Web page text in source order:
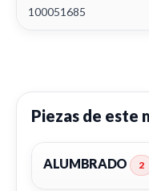
100051685
Piezas de este
ALUMBRADO 2